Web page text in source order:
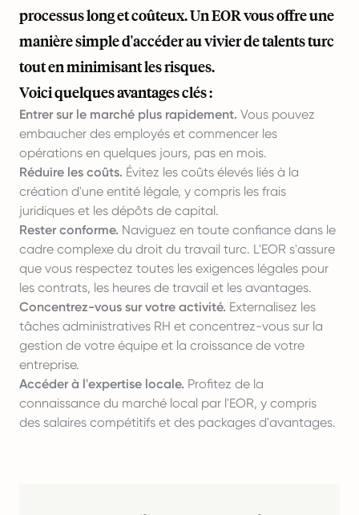
processus long et coûteux. Un EOR vous offre une
manière simple d'accéder au vivier de talents turc
tout en minimisant les risques.
Voici quelques avantages clés :
Entrer sur le marché plus rapidement. Vous pouvez
embaucher des employés et commencer les
opérations en quelques jours, pas en mois.
Réduire les coûts. Évitez les coûts élevés liés à la
création d'une entité légale, y compris les frais
juridiques et les dépôts de capital.
Rester conforme. Naviguez en toute confiance dans le
cadre complexe du droit du travail turc. L'EOR s'assure
que vous respectez toutes les exigences légales pour
les contrats, les heures de travail et les avantages.
Concentrez-vous sur votre activité. Externalisez les
tâches administratives RH et concentrez-vous sur la
gestion de votre équipe et la croissance de votre
entreprise.
Accéder à l'expertise locale. Profitez de la
connaissance du marché local par l'EOR, y compris
des salaires compétitifs et des packages d'avantages.